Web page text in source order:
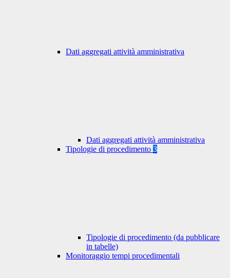
Dati aggregati attività amministrativa
Dati aggregati attività amministrativa
Tipologie di procedimento 3
Tipologie di procedimento (da pubblicare
in tabelle)
Monitoraggio tempi procedimentali